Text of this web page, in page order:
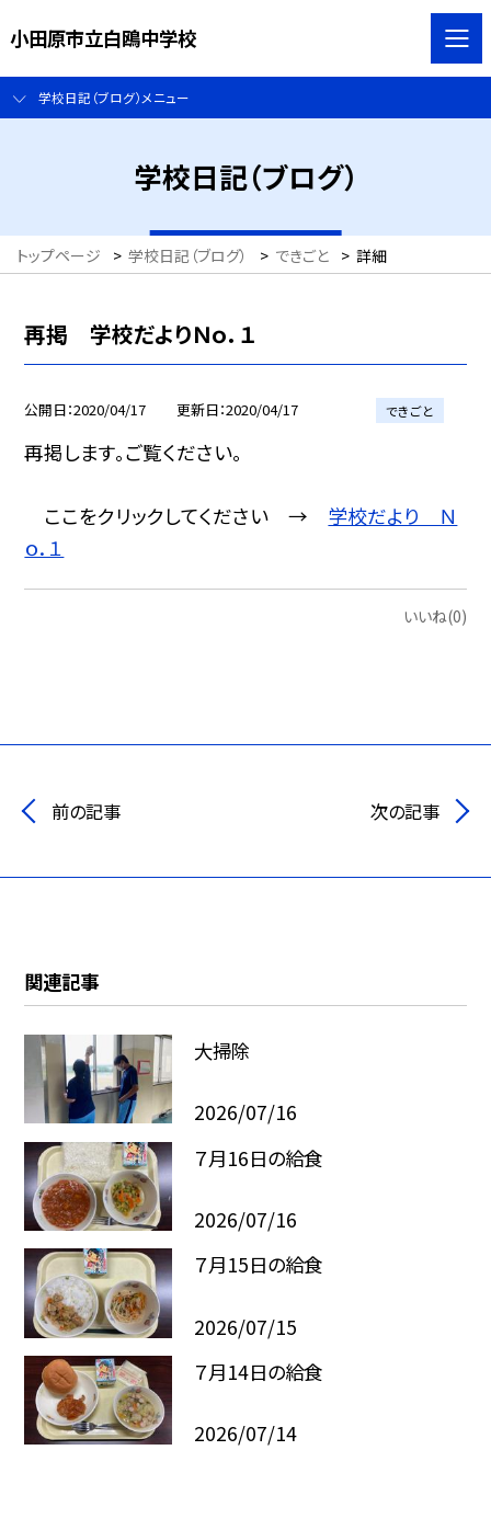
小田原市立白鴎中学校
学校日記（ブログ）メニュー
学校日記（ブログ）
トップページ > 学校日記（ブログ） > できごと > 詳細
再掲 学校だよりＮｏ．１
公開日 2020/04/17 更新日 2020/04/17 できごと
再掲します。ご覧ください。
ここをクリックしてください → 学校だより Ｎ
ｏ．１
いいね(0)
前の記事 次の記事
関連記事
大掃除
2026/07/16
７月16日の給食
2026/07/16
７月15日の給食
2026/07/15
７月14日の給食
2026/07/14